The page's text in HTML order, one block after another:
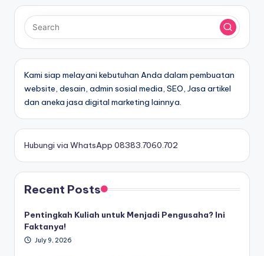
Kami siap melayani kebutuhan Anda dalam pembuatan
website, desain, admin sosial media, SEO, Jasa artikel
dan aneka jasa digital marketing lainnya.
Hubungi via WhatsApp 08383.7060.702
Recent Posts
Pentingkah Kuliah untuk Menjadi Pengusaha? Ini
Faktanya!
July 9, 2026